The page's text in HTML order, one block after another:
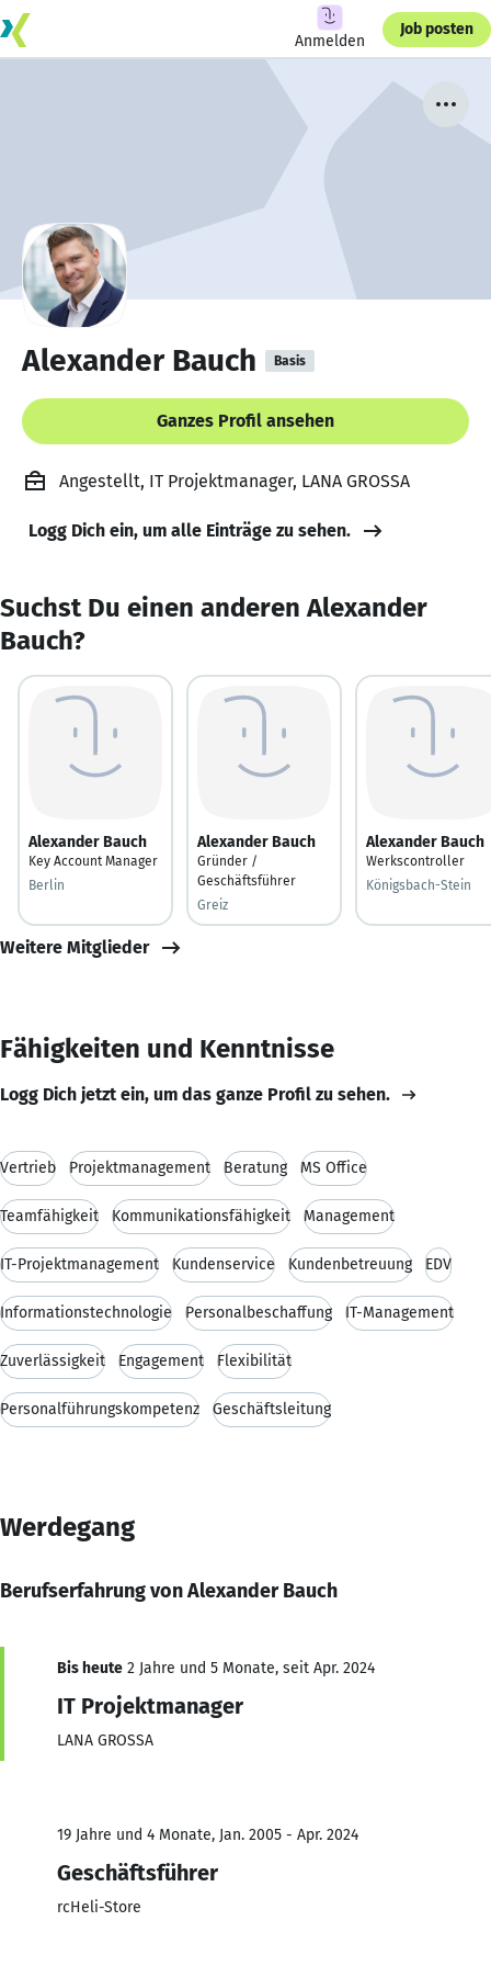
Anmelden
Job posten
Alexander Bauch Basis
Ganzes Profil ansehen
Angestellt, IT Projektmanager, LANA GROSSA
Logg Dich ein, um alle Einträge zu sehen.
Suchst Du einen anderen Alexander
Bauch?
Alexander Bauch
Key Account Manager
Berlin
Alexander Bauch
Gründer /
Geschäftsführer
Greiz
Alexander Bauch
Werkscontroller
Königsbach-Stein
Weitere Mitglieder
Fähigkeiten und Kenntnisse
Logg Dich jetzt ein, um das ganze Profil zu sehen.
Vertrieb Projektmanagement Beratung MS Office
Teamfähigkeit Kommunikationsfähigkeit Management
IT-Projektmanagement Kundenservice Kundenbetreuung EDV
Informationstechnologie Personalbeschaffung IT-Management
Zuverlässigkeit Engagement Flexibilität
Personalführungskompetenz Geschäftsleitung
Werdegang
Berufserfahrung von Alexander Bauch
Bis heute 2 Jahre und 5 Monate, seit Apr. 2024
IT Projektmanager
LANA GROSSA
19 Jahre und 4 Monate, Jan. 2005 - Apr. 2024
Geschäftsführer
rcHeli-Store